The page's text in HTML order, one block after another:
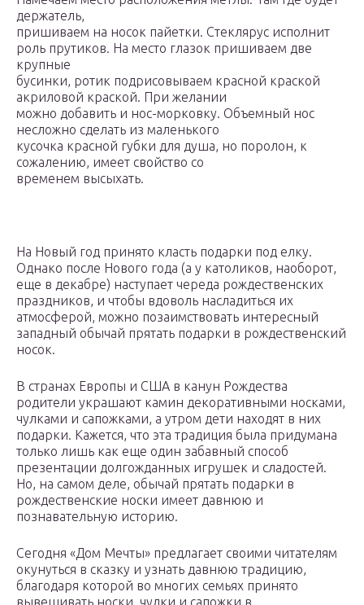
держатель,
пришиваем на носок пайетки. Стеклярус исполнит
роль прутиков. На место глазок пришиваем две
крупные
бусинки, ротик подрисовываем красной краской
акриловой краской. При желании
можно добавить и нос-морковку. Объемный нос
несложно сделать из маленького
кусочка красной губки для душа, но поролон, к
сожалению, имеет свойство со
временем высыхать.
На Новый год принято класть подарки под елку.
Однако после Нового года (а у католиков, наоборот,
еще в декабре) наступает череда рождественских
праздников, и чтобы вдоволь насладиться их
атмосферой, можно позаимствовать интересный
западный обычай прятать подарки в рождественский
носок.
В странах Европы и США в канун Рождества
родители украшают камин декоративными носками,
чулками и сапожками, а утром дети находят в них
подарки. Кажется, что эта традиция была придумана
только лишь как еще один забавный способ
презентации долгожданных игрушек и сладостей.
Но, на самом деле, обычай прятать подарки в
рождественские носки имеет давнюю и
познавательную историю.
Сегодня «Дом Мечты» предлагает своими читателям
окунуться в сказку и узнать давнюю традицию,
благодаря которой во многих семьях принято
вывешивать носки, чулки и сапожки в